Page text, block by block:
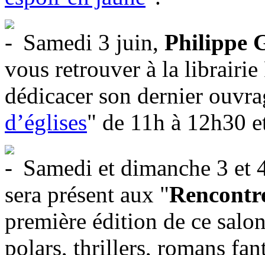
Samedi 3 juin, Philippe
vous retrouver à la
dédicacer son dernier
d’églises" de 11h à 12h30
Samedi et dimanche 3
sera présent aux "
première édition de ce
polars, thrillers, romans